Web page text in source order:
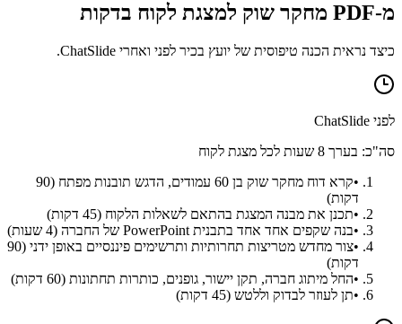
מ-PDF מחקר שוק למצגת לקוח בדקות
כיצד נראית הכנה טיפוסית של יועץ בכיר לפני ואחרי ChatSlide.
לפני ChatSlide
סה"כ: בערך 8 שעות לכל מצגת לקוח
•
קרא דוח מחקר שוק בן 60 עמודים, הדגש תובנות מפתח (90
דקות)
•תכנן את מבנה המצגת בהתאם לשאלות הלקוח (45 דקות)
•בנה שקפים אחד אחד בתבנית PowerPoint של החברה (4 שעות)
•
צור מחדש מטריצות תחרותיות ותרשימים פיננסיים באופן ידני (90
דקות)
•החל מיתוג חברה, תקן יישור, גופנים, כותרות תחתונות (60 דקות)
•תן לעוזר לבדוק וללטש (45 דקות)